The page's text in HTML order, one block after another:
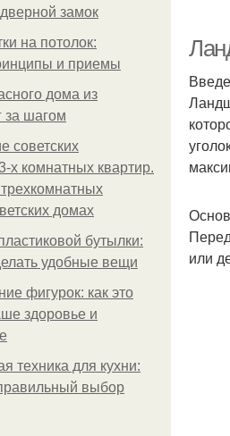
замок
на потолок:
и приемы
дома из
за шагом
советских
х комнатных квартир.
домах
бутылки:
удобные вещи
фигурок: как это
здоровье и
техника для кухни:
выбор
или